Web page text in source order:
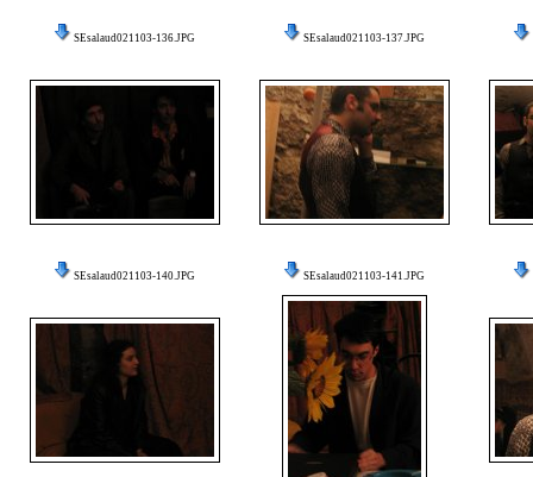
SEsalaud021103-136.JPG SEsalaud021103-137.JPG
SEsalaud021103-140.JPG SEsalaud021103-141.JPG